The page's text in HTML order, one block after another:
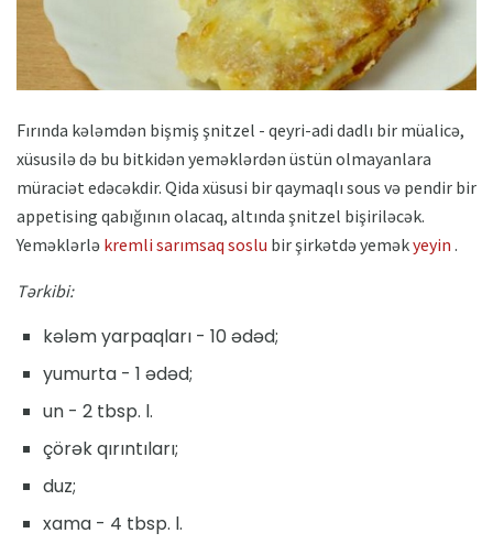
Fırında kələmdən bişmiş şnitzel - qeyri-adi dadlı bir müalicə,
xüsusilə də bu bitkidən yeməklərdən üstün olmayanlara
müraciət edəcəkdir. Qida xüsusi bir qaymaqlı sous və pendir bir
appetising qabığının olacaq, altında şnitzel bişiriləcək.
Yeməklərlə kremli sarımsaq soslu bir şirkətdə yeməkyeyin .
Tərkibi:
kələm yarpaqları - 10 ədəd;
yumurta - 1 ədəd;
un - 2 tbsp. l.
çörək qırıntıları;
duz;
xama - 4 tbsp. l.